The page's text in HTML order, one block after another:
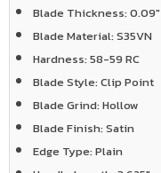
Blade Thickness: 0.09"
Blade Material: S35VN
Hardness: 58-59 RC
Blade Style: Clip Point
Blade Grind: Hollow
Blade Finish: Satin
Edge Type: Plain